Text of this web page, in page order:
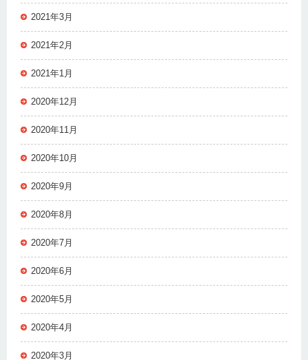
2021年3月
2021年2月
2021年1月
2020年12月
2020年11月
2020年10月
2020年9月
2020年8月
2020年7月
2020年6月
2020年5月
2020年4月
2020年3月